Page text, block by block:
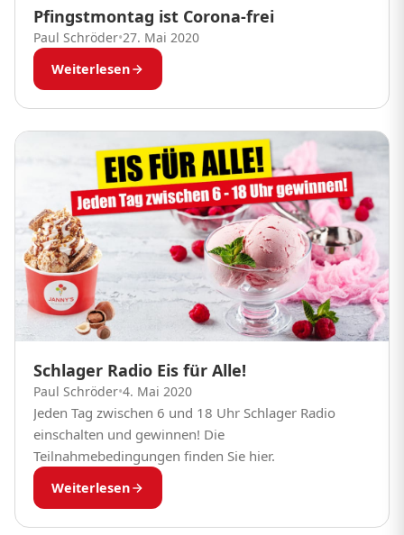
Pfingstmontag ist Corona-frei
Paul Schröder•27. Mai 2020
Weiterlesen
Schlager Radio Eis für Alle!
Paul Schröder•4. Mai 2020
Jeden Tag zwischen 6 und 18 Uhr Schlager Radio
einschalten und gewinnen! Die
Teilnahmebedingungen finden Sie hier.
Weiterlesen